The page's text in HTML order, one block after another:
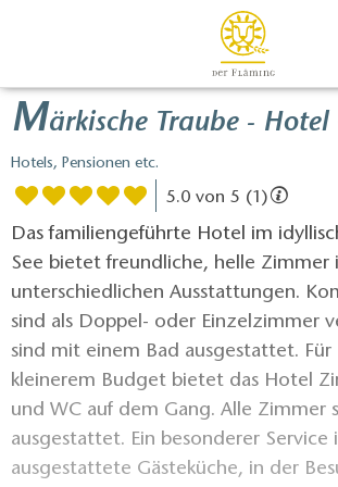
Märkische Traube -
Hotels, Pensionen etc.
5.0 von 5 (1)
Das familiengeführte Hotel im
See bietet freundliche, helle Zimmer
unterschiedlichen Ausstattungen.
sind als Doppel- oder Einzelzimmer
sind mit einem Bad ausgestattet. Für
kleinerem Budget bietet das Hotel
und WC auf dem Gang. Alle Zimmer
ausgestattet. Ein besonderer Service
ausgestattete Gästeküche, in der